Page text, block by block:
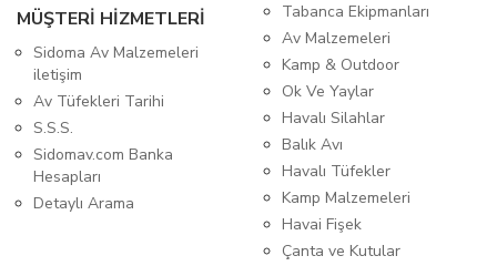
MÜŞTERİ HİZMETLERİ
Sidoma Av Malzemeleri
iletişim
Av Tüfekleri Tarihi
S.S.S.
Sidomav.com Banka
Hesapları
Detaylı Arama
Tabanca Ekipmanları
Av Malzemeleri
Kamp & Outdoor
Ok Ve Yaylar
Havalı Silahlar
Balık Avı
Havalı Tüfekler
Kamp Malzemeleri
Havai Fişek
Çanta ve Kutular